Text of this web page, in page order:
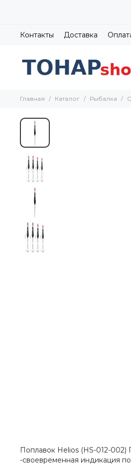
Контакты Доставка
Главная Каталог Рыбалка
Поплавок Helios (HS-012-
-своевременная индикация